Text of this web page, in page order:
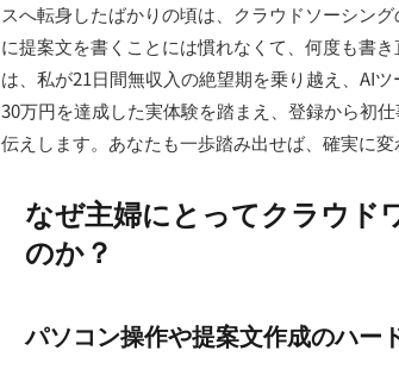
スへ転身したばかりの頃は、クラウドソーシン
に提案文を書くことには慣れなくて、何度も書
は、私が21日間無収入の絶望期を乗り越え、AI
30万円を達成した実体験を踏まえ、登録から初
伝えします。あなたも一歩踏み出せば、確実に変
なぜ主婦にとってクラウド
のか？
パソコン操作や提案文作成のハー